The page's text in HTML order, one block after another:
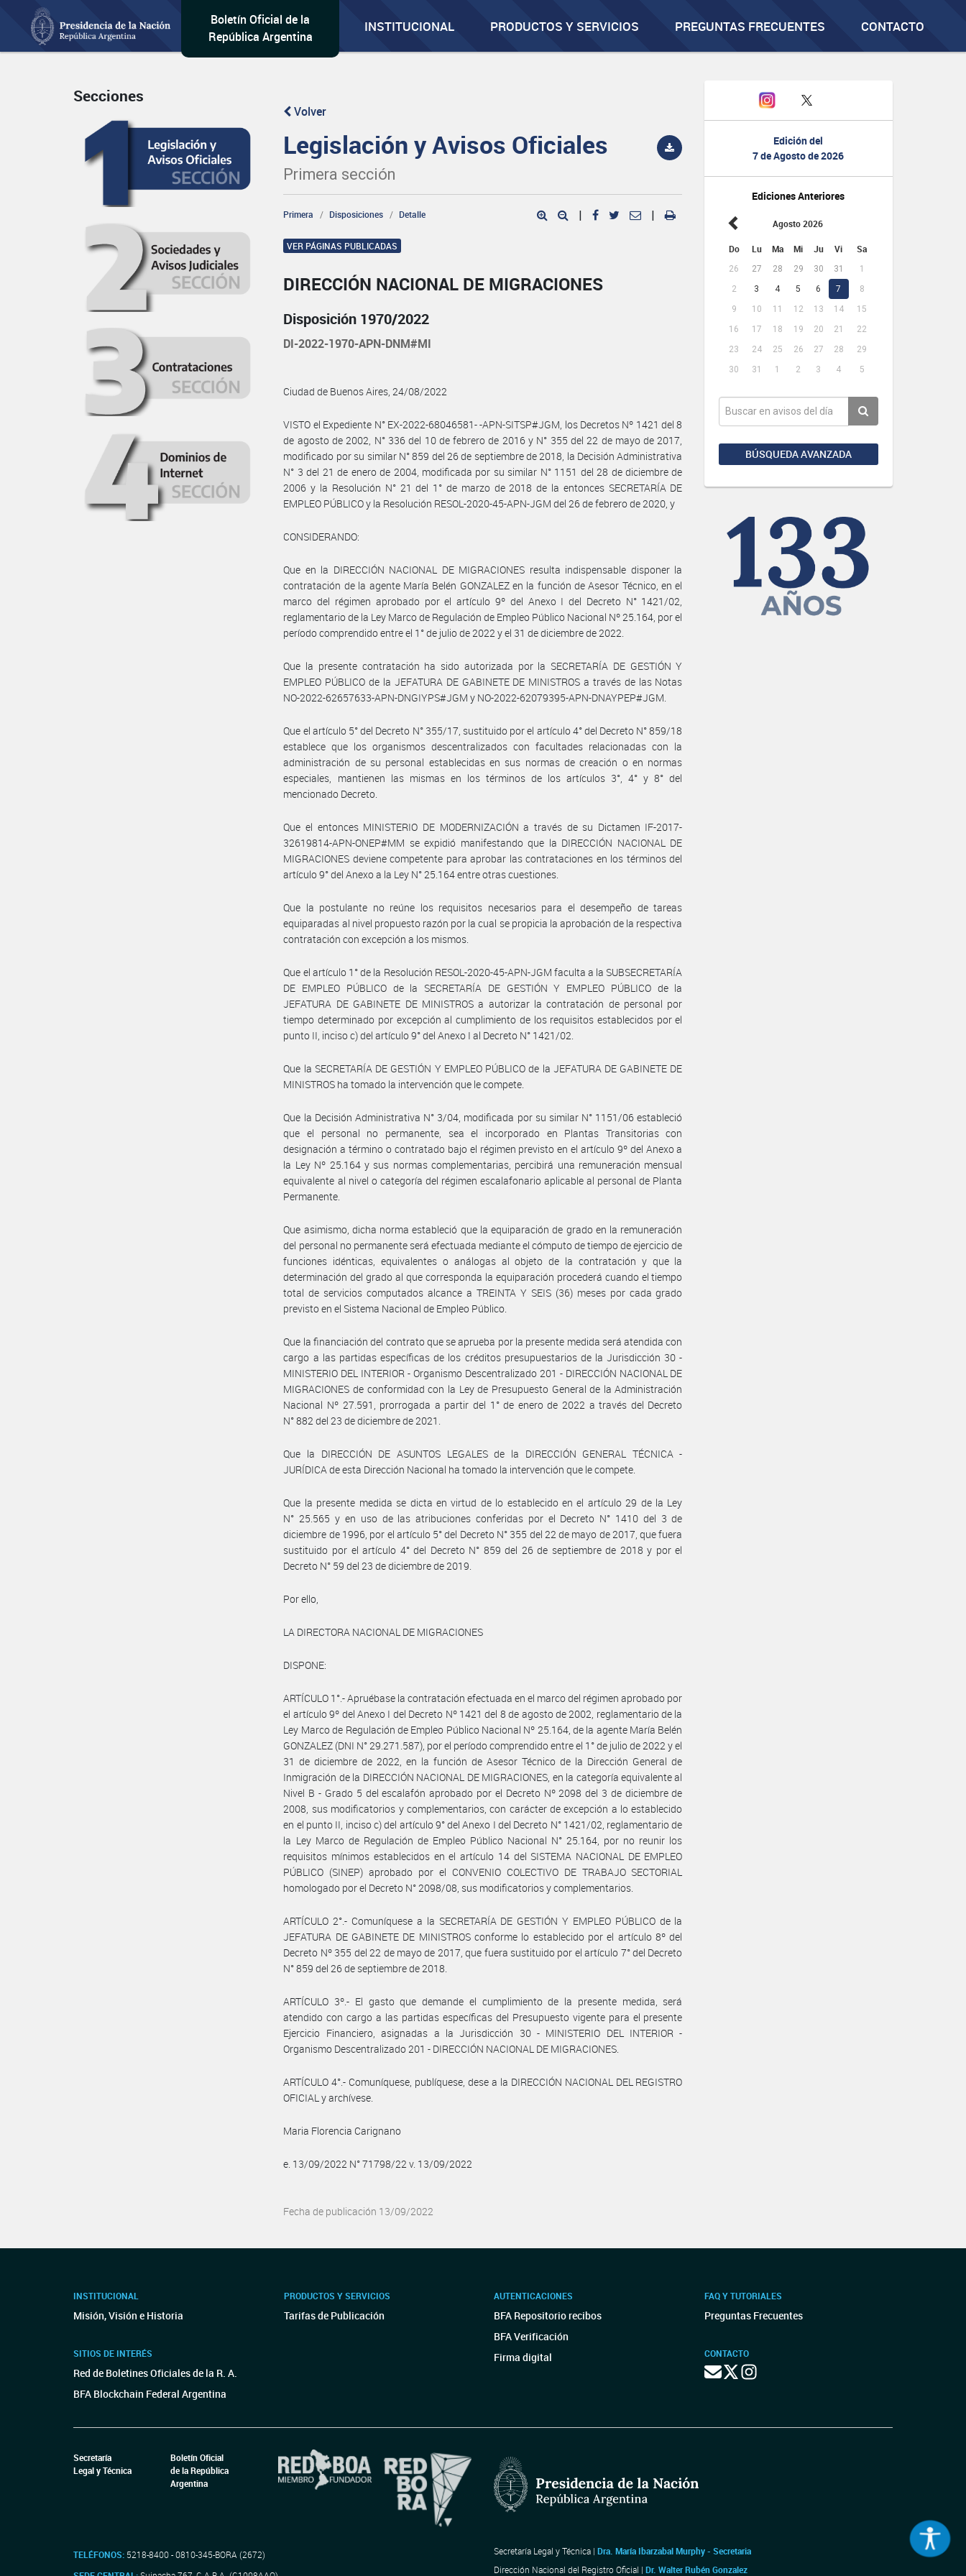
Boletín Oficial de la
República Argentina
INSTITUCIONAL PRODUCTOS Y SERVICIOS PREGUNTAS FRECUENTES CONTACTO
Edición del
7 de Agosto de 2026
Ediciones Anteriores
Agosto 2026
Do Lu Ma Mi Ju Vi Sa
26 27 28 29 30 31
1
2
3 4 5 6 7
8
9
10 11 12 13 14
15
16
17 18 19 20 21
22
23
24 25 26 27 28
29
30
31 1 2 3 4 5
BÚSQUEDA AVANZADA
Secciones
Volver
Legislación y Avisos Oficiales
Primera sección
Primera Disposiciones Detalle | |
VER PÁGINAS PUBLICADAS
DIRECCIÓN NACIONAL DE MIGRACIONES
Disposición 1970/2022
DI-2022-1970-APN-DNM#MI
Ciudad de Buenos Aires, 24/08/2022
VISTO el Expediente N° EX-2022-68046581- -APN-SITSP#JGM, los Decretos Nº 1421 del 8
de agosto de 2002, N° 336 del 10 de febrero de 2016 y N° 355 del 22 de mayo de 2017,
modificado por su similar N° 859 del 26 de septiembre de 2018, la Decisión Administrativa
N° 3 del 21 de enero de 2004, modificada por su similar N° 1151 del 28 de diciembre de
2006 y la Resolución N° 21 del 1° de marzo de 2018 de la entonces SECRETARÍA DE
EMPLEO PÚBLICO y la Resolución RESOL-2020-45-APN-JGM del 26 de febrero de 2020, y
CONSIDERANDO:
Que en la DIRECCIÓN NACIONAL DE MIGRACIONES resulta indispensable disponer la
contratación de la agente María Belén GONZALEZ en la función de Asesor Técnico, en el
marco del régimen aprobado por el artículo 9º del Anexo I del Decreto N° 1421/02,
reglamentario de la Ley Marco de Regulación de Empleo Público Nacional Nº 25.164, por el
período comprendido entre el 1° de julio de 2022 y el 31 de diciembre de 2022.
Que la presente contratación ha sido autorizada por la SECRETARÍA DE GESTIÓN Y
EMPLEO PÚBLICO de la JEFATURA DE GABINETE DE MINISTROS a través de las Notas
NO-2022-62657633-APN-DNGIYPS#JGM y NO-2022-62079395-APN-DNAYPEP#JGM.
Que el artículo 5° del Decreto N° 355/17, sustituido por el artículo 4° del Decreto N° 859/18
establece que los organismos descentralizados con facultades relacionadas con la
administración de su personal establecidas en sus normas de creación o en normas
especiales, mantienen las mismas en los términos de los artículos 3°, 4° y 8° del
mencionado Decreto.
Que el entonces MINISTERIO DE MODERNIZACIÓN a través de su Dictamen IF-2017-
32619814-APN-ONEP#MM se expidió manifestando que la DIRECCIÓN NACIONAL DE
MIGRACIONES deviene competente para aprobar las contrataciones en los términos del
artículo 9° del Anexo a la Ley N° 25.164 entre otras cuestiones.
Que la postulante no reúne los requisitos necesarios para el desempeño de tareas
equiparadas al nivel propuesto razón por la cual se propicia la aprobación de la respectiva
contratación con excepción a los mismos.
Que el artículo 1° de la Resolución RESOL-2020-45-APN-JGM faculta a la SUBSECRETARÍA
DE EMPLEO PÚBLICO de la SECRETARÍA DE GESTIÓN Y EMPLEO PÚBLICO de la
JEFATURA DE GABINETE DE MINISTROS a autorizar la contratación de personal por
tiempo determinado por excepción al cumplimiento de los requisitos establecidos por el
punto II, inciso c) del artículo 9° del Anexo I al Decreto N° 1421/02.
Que la SECRETARÍA DE GESTIÓN Y EMPLEO PÚBLICO de la JEFATURA DE GABINETE DE
MINISTROS ha tomado la intervención que le compete.
Que la Decisión Administrativa N° 3/04, modificada por su similar N° 1151/06 estableció
que el personal no permanente, sea el incorporado en Plantas Transitorias con
designación a término o contratado bajo el régimen previsto en el artículo 9º del Anexo a
la Ley Nº 25.164 y sus normas complementarias, percibirá una remuneración mensual
equivalente al nivel o categoría del régimen escalafonario aplicable al personal de Planta
Permanente.
Que asimismo, dicha norma estableció que la equiparación de grado en la remuneración
del personal no permanente será efectuada mediante el cómputo de tiempo de ejercicio de
funciones idénticas, equivalentes o análogas al objeto de la contratación y que la
determinación del grado al que corresponda la equiparación procederá cuando el tiempo
total de servicios computados alcance a TREINTA Y SEIS (36) meses por cada grado
previsto en el Sistema Nacional de Empleo Público.
Que la financiación del contrato que se aprueba por la presente medida será atendida con
cargo a las partidas específicas de los créditos presupuestarios de la Jurisdicción 30 -
MINISTERIO DEL INTERIOR - Organismo Descentralizado 201 - DIRECCIÓN NACIONAL DE
MIGRACIONES de conformidad con la Ley de Presupuesto General de la Administración
Nacional Nº 27.591, prorrogada a partir del 1° de enero de 2022 a través del Decreto
N° 882 del 23 de diciembre de 2021.
Que la DIRECCIÓN DE ASUNTOS LEGALES de la DIRECCIÓN GENERAL TÉCNICA -
JURÍDICA de esta Dirección Nacional ha tomado la intervención que le compete.
Que la presente medida se dicta en virtud de lo establecido en el artículo 29 de la Ley
N° 25.565 y en uso de las atribuciones conferidas por el Decreto N° 1410 del 3 de
diciembre de 1996, por el artículo 5° del Decreto N° 355 del 22 de mayo de 2017, que fuera
sustituido por el artículo 4° del Decreto N° 859 del 26 de septiembre de 2018 y por el
Decreto N° 59 del 23 de diciembre de 2019.
Por ello,
LA DIRECTORA NACIONAL DE MIGRACIONES
DISPONE:
ARTÍCULO 1°.- Apruébase la contratación efectuada en el marco del régimen aprobado por
el artículo 9º del Anexo I del Decreto Nº 1421 del 8 de agosto de 2002, reglamentario de la
Ley Marco de Regulación de Empleo Público Nacional Nº 25.164, de la agente María Belén
GONZALEZ (DNI N° 29.271.587), por el período comprendido entre el 1° de julio de 2022 y el
31 de diciembre de 2022, en la función de Asesor Técnico de la Dirección General de
Inmigración de la DIRECCIÓN NACIONAL DE MIGRACIONES, en la categoría equivalente al
Nivel B - Grado 5 del escalafón aprobado por el Decreto Nº 2098 del 3 de diciembre de
2008, sus modificatorios y complementarios, con carácter de excepción a lo establecido
en el punto II, inciso c) del artículo 9° del Anexo I del Decreto N° 1421/02, reglamentario de
la Ley Marco de Regulación de Empleo Público Nacional N° 25.164, por no reunir los
requisitos mínimos establecidos en el artículo 14 del SISTEMA NACIONAL DE EMPLEO
PÚBLICO (SINEP) aprobado por el CONVENIO COLECTIVO DE TRABAJO SECTORIAL
homologado por el Decreto N° 2098/08, sus modificatorios y complementarios.
ARTÍCULO 2°.- Comuníquese a la SECRETARÍA DE GESTIÓN Y EMPLEO PÚBLICO de la
JEFATURA DE GABINETE DE MINISTROS conforme lo establecido por el artículo 8º del
Decreto Nº 355 del 22 de mayo de 2017, que fuera sustituido por el artículo 7° del Decreto
N° 859 del 26 de septiembre de 2018.
ARTÍCULO 3º.- El gasto que demande el cumplimiento de la presente medida, será
atendido con cargo a las partidas específicas del Presupuesto vigente para el presente
Ejercicio Financiero, asignadas a la Jurisdicción 30 - MINISTERIO DEL INTERIOR -
Organismo Descentralizado 201 - DIRECCIÓN NACIONAL DE MIGRACIONES.
ARTÍCULO 4°.- Comuníquese, publíquese, dese a la DIRECCIÓN NACIONAL DEL REGISTRO
OFICIAL y archívese.
Maria Florencia Carignano
e. 13/09/2022 N° 71798/22 v. 13/09/2022
Fecha de publicación 13/09/2022
INSTITUCIONAL
Misión, Visión e Historia
SITIOS DE INTERÉS
Red de Boletines Oficiales de la R. A.
BFA Blockchain Federal Argentina
PRODUCTOS Y SERVICIOS
Tarifas de Publicación
AUTENTICACIONES
BFA Repositorio recibos
BFA Verificación
Firma digital
FAQ Y TUTORIALES
Preguntas Frecuentes
CONTACTO
Secretaría
Legal y Técnica
Boletín Oficial
de la República
Argentina
TELÉFONOS: 5218-8400 - 0810-345-BORA (2672)
Secretaría Legal y Técnica | Dra. María Ibarzabal Murphy - Secretaria
Dirección Nacional del Registro Oficial | Dr. Walter Rubén Gonzalez